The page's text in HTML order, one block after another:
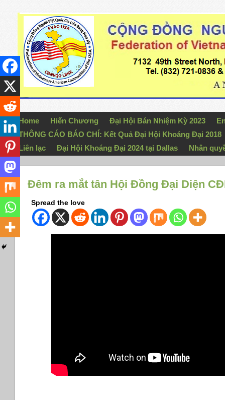
Home Hiến Chương Đại Hội Bán Nhiệm Kỳ 2023
THÔNG CÁO BÁO CHÍ: Kết Quả Đại Hội Khoáng Đại 2018
Liên lạc
Đại Hội Khoáng Đại 2024 tại Dallas Nhân
Đêm ra mắt tân Hội Đồng Đại Diện
Spread the love